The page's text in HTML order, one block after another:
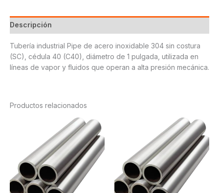
Descripción
Tubería industrial Pipe de acero inoxidable 304 sin costura
(SC), cédula 40 (C40), diámetro de 1 pulgada, utilizada en
líneas de vapor y fluidos que operan a alta presión mecánica.
Productos relacionados